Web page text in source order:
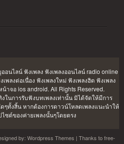
อนไลน์ ฟังเพลง ฟังเพลงออนไลน์ radio online
พลงต่อเนื่อง ฟังเพลงใหม่ ฟังเพลงฮิต ฟังเพลง
าจอ ios android. All Rights Reserved.
ในการรับฟังบทเพลงเท่านั้น มิได้จัดให้มีการ
ๆทั้งสิ้น หากต้องการดาวน์โหลดเพลงแนะนำให้
ซต์ของค่ายเพลงนั้นๆโดยตรง
by: Wordpress Themes | Thanks tofree-